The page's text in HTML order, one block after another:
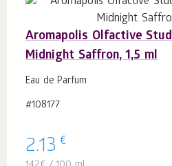
Aromapolis Olfactive
Midnight Saffron, 1,5 ml
Eau de Parfum
#108177
2.13 €